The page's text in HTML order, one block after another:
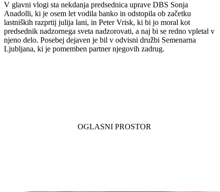
V glavni vlogi sta nekdanja predsednica uprave DBS Sonja
Anadolli, ki je osem let vodila banko in odstopila ob začetku
lastniških razprtij julija lani, in Peter Vrisk, ki bi jo moral kot
predsednik nadzornega sveta nadzorovati, a naj bi se redno vpletal v
njeno delo. Posebej dejaven je bil v odvisni družbi Semenarna
Ljubljana, ki je pomemben partner njegovih zadrug.